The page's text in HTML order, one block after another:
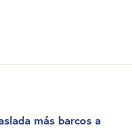
más barcos a